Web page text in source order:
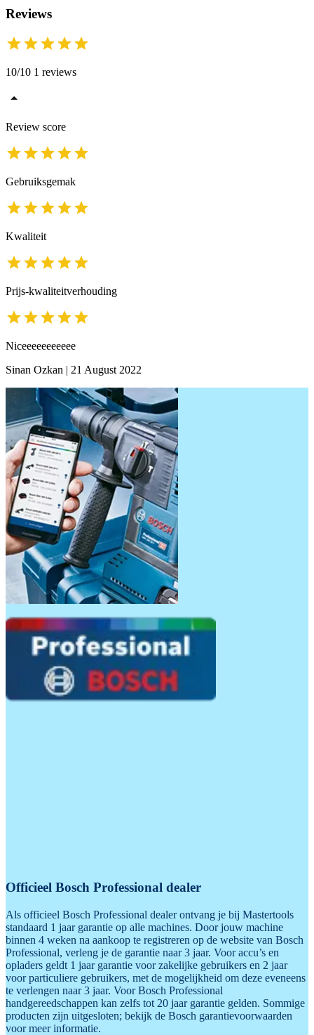
Reviews
10/10 1 reviews
Review score
Gebruiksgemak
Kwaliteit
Prijs-kwaliteitverhouding
Niceeeeeeeeeee
Sinan Ozkan | 21 August 2022
Officieel Bosch Professional dealer
Als officieel Bosch Professional dealer ontvang je bij Mastertools
standaard 1 jaar garantie op alle machines. Door jouw machine
binnen 4 weken na aankoop te registreren op de website van Bosch
Professional, verleng je de garantie naar 3 jaar. Voor accu’s en
opladers geldt 1 jaar garantie voor zakelijke gebruikers en 2 jaar
voor particuliere gebruikers, met de mogelijkheid om deze eveneens
te verlengen naar 3 jaar. Voor Bosch Professional
handgereedschappen kan zelfs tot 20 jaar garantie gelden. Sommige
producten zijn uitgesloten; bekijk de Bosch garantievoorwaarden
voor meer informatie.